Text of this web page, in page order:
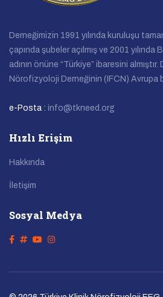
Derneğimizin 1991 yılında kuruluşu
çapında şubeler açılmış ve 2001 yılında
adının önüne “Türkiye” ibaresini
Nörofizyoloji Derneğinin (IFCN) Avrupa
e-Posta : info@tkneed.org
Hızlı Erişim
Hakkında
İletişim
Sosyal Medya